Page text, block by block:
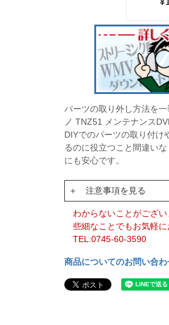
パーツの取り外し方法を
ノ TNZ51 メンテナンス
DIYでのパーツの取り付け
るのに役立つこと間違い
にも安心です。
＋ 注意事項を見る
わからないことがござい
些細なことでもお気軽
TEL:0745-60-3590
商品についてのお問い合わ